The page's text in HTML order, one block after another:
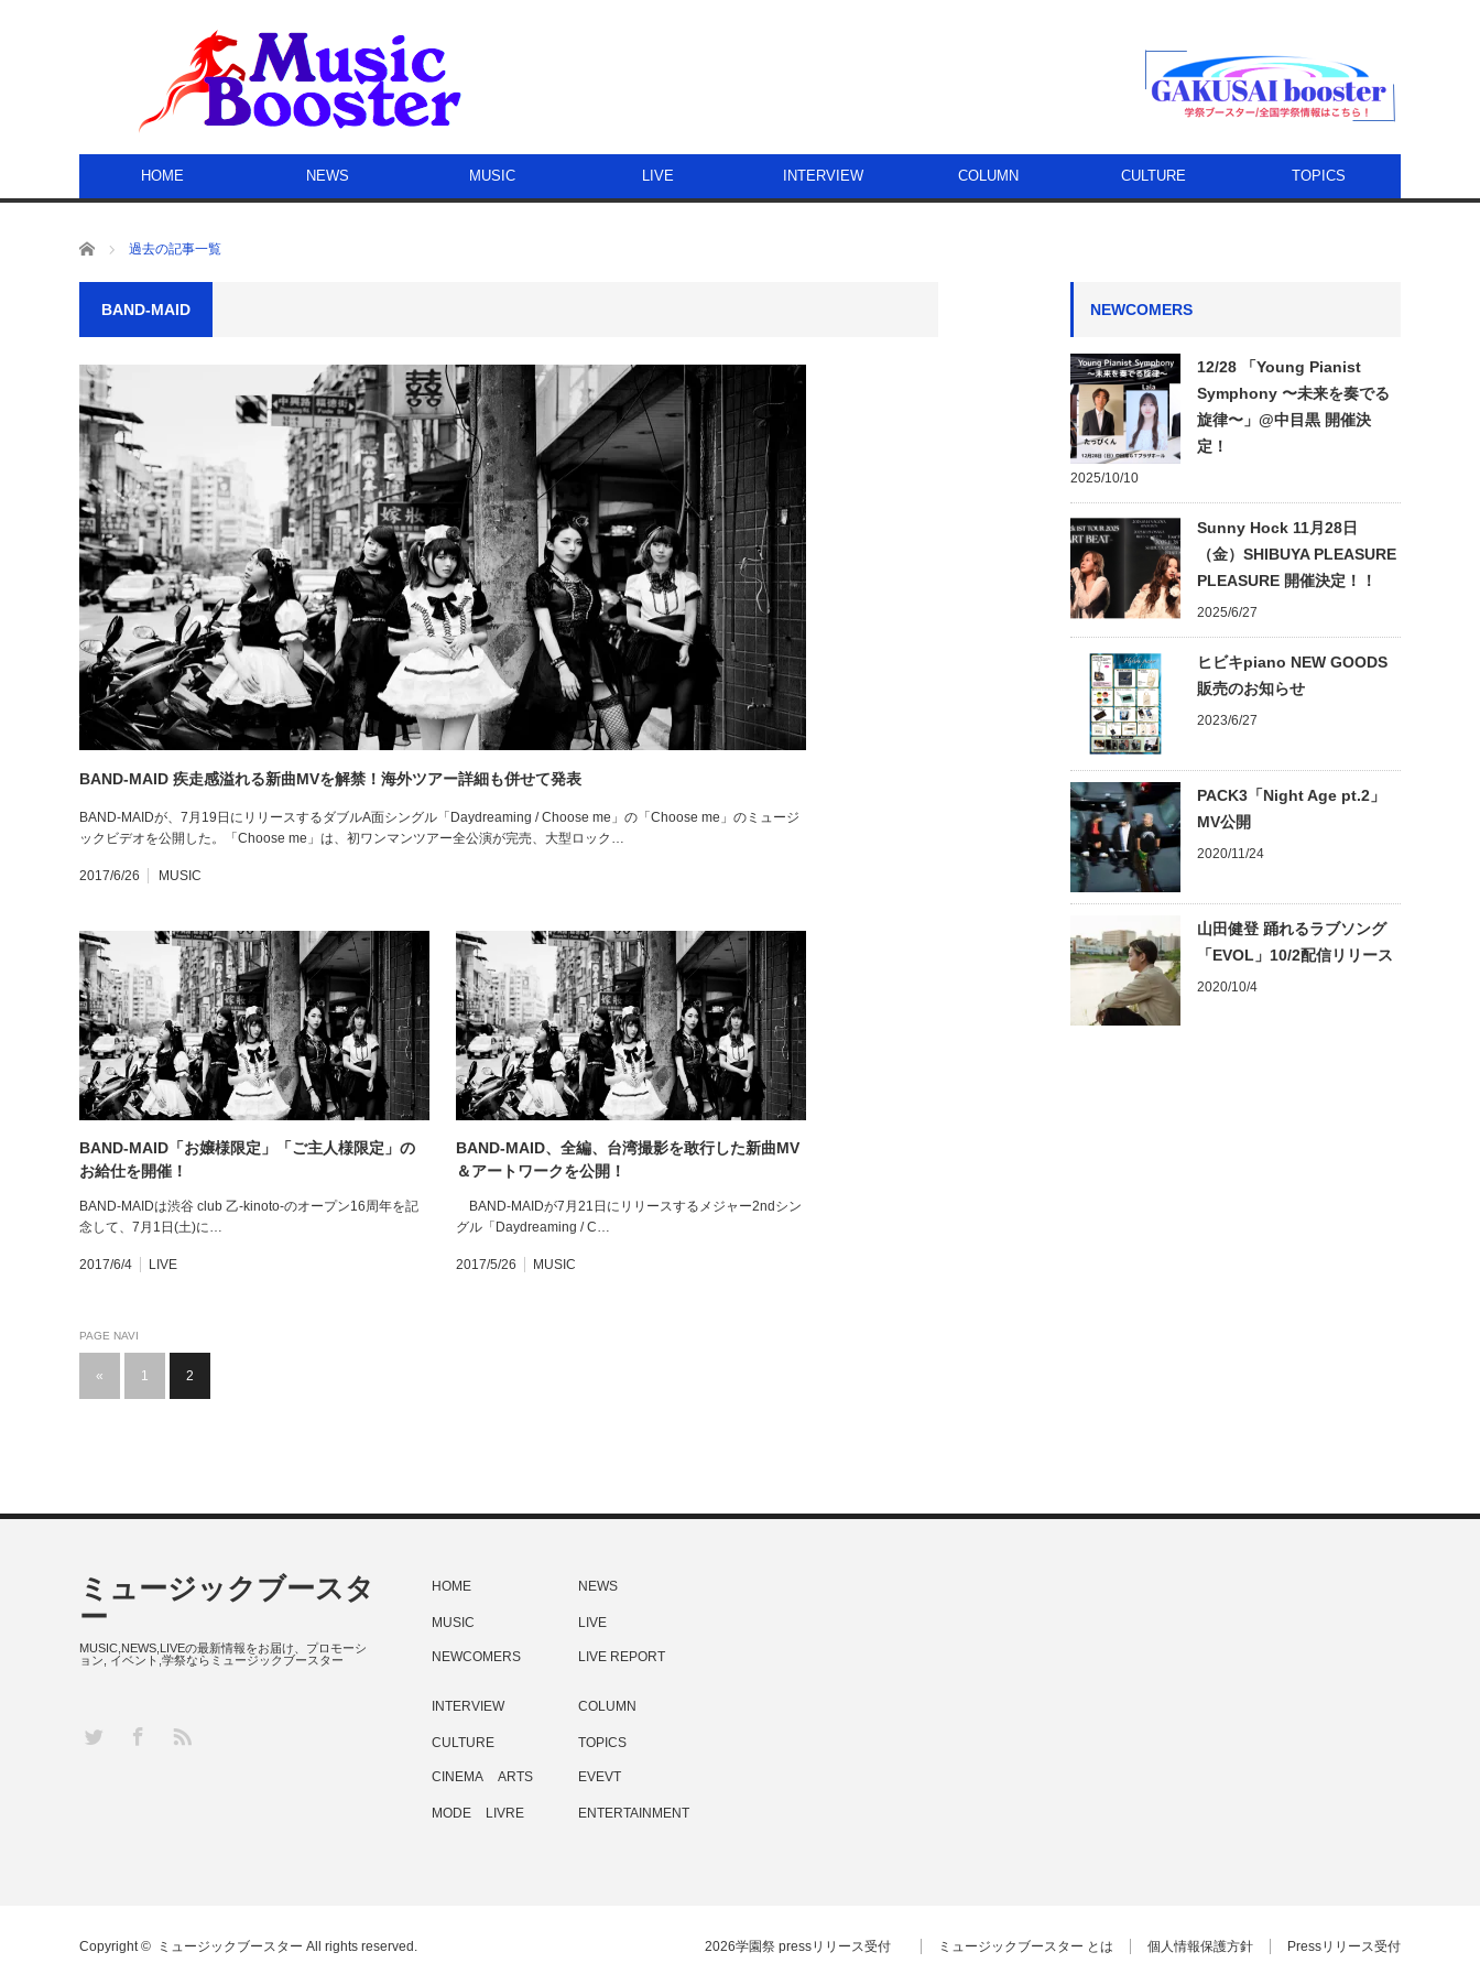
HOME NEWS MUSIC LIVE INTERVIEW COLUMN CULTURE TOPICS
ホーム 過去の記事一覧
BAND-MAID
BAND-MAID 疾走感溢れる新曲MVを解禁！海外ツアー詳細も併せて発表
BAND-MAIDが、7月19日にリリースするダブルA面シングル「Daydreaming / Choose me」の「Choose me」のミュージ
ックビデオを公開した。「Choose me」は、初ワンマンツアー全公演が完売、大型ロック…
2017/6/26 MUSIC
BAND-MAID「お嬢様限定」「ご主人様限定」の
お給仕を開催！
BAND-MAIDは渋谷 club 乙-kinoto-のオープン16周年を記
念して、7月1日(土)に…
2017/6/4 LIVE
BAND-MAID、全編、台湾撮影を敢行した新曲MV
＆アートワークを公開！
BAND-MAIDが7月21日にリリースするメジャー2ndシン
グル「Daydreaming / C…
2017/5/26 MUSIC
PAGE NAVI
« 1 2
NEWCOMERS
12/28 「Young Pianist
Symphony 〜未来を奏でる
旋律〜」@中目黒 開催決
定！
2025/10/10
Sunny Hock 11月28日
（金）SHIBUYA PLEASURE
PLEASURE 開催決定！！
2025/6/27
ヒビキpiano NEW GOODS
販売のお知らせ
2023/6/27
PACK3「Night Age pt.2」
MV公開
2020/11/24
山田健登 踊れるラブソング
「EVOL」10/2配信リリース
2020/10/4
HOME NEWS
MUSIC
NEWCOMERS
LIVE
LIVE REPORT
INTERVIEW COLUMN
CULTURE
CINEMA ARTS
MODE LIVRE
TOPICS
EVEVT
ENTERTAINMENT
ミュージックブースタ
ー
MUSIC,NEWS,LIVEの最新情報をお届け、プロモーシ
ョン, イベント,学祭ならミュージックブースター
Twitter Facebook
RSS
2026学園祭 pressリリース受付 ミュージックブースター とは 個人情報保護方針 Pressリリース受付
Copyright © ミュージックブースター All rights reserved.